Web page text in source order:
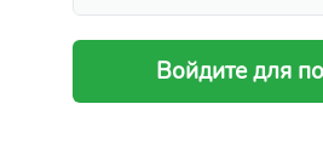
Войдите для